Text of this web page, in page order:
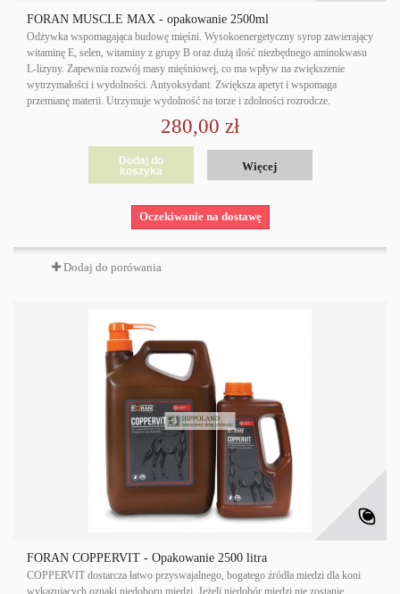
FORAN MUSCLE MAX - opakowanie 2500ml
Odżywka wspomagająca budowę mięśni. Wysokoenergetyczny syrop zawierający
witaminę E, selen, witaminy z grupy B oraz dużą ilość niezbędnego aminokwasu
L-lizyny. Zapewnia rozwój masy mięśniowej, co ma wpływ na zwiększenie
wytrzymałości i wydolności. Antyoksydant. Zwiększa apetyt i wspomaga
przemianę materii. Utrzymuje wydolność na torze i zdolności rozrodcze.
280,00 zł
Dodaj do
koszyka
Więcej
Oczekiwanie na dostawę
Dodaj do porówania
FORAN COPPERVIT - Opakowanie 2500 litra
COPPERVIT dostarcza łatwo przyswajalnego, bogatego źródła miedzi dla koni